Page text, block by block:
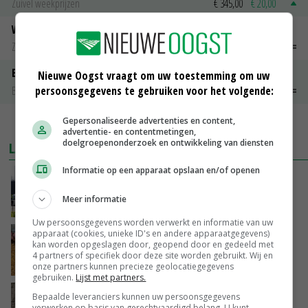
Zuivel weekprijzen € 345,00 € 20,00
Weipoeder
Zuivel weekprijzen
€ 134,00
Boeren Gouda 12 kg
Boerenkaas
€ 6,05 € 0,00
MEER MARKTPRIJZEN
LAATSTE NIEUWS
Gemiddelde Europese melkprijs daalt licht in
Frans onderzoekcentrum bestrijkt hele
varkensvleesketen
VANDAAG, 15:29
Emmeloord noteert eerste zaaiuien op
Nieuwe Oogst vraagt om uw toestemming om uw
persoonsgegevens te gebruiken voor het volgende:
Gepersonaliseerde advertenties en content,
advertentie- en contentmetingen,
doelgroepenonderzoek en ontwikkeling van diensten
Informatie op een apparaat opslaan en/of openen
Meer informatie
Uw persoonsgegevens worden verwerkt en informatie van uw
apparaat (cookies, unieke ID's en andere apparaatgegevens)
kan worden opgeslagen door, geopend door en gedeeld met
4 partners of specifiek door deze site worden gebruikt. Wij en
onze partners kunnen precieze geolocatiegegevens
gebruiken. Lijst met partners.
Bepaalde leveranciers kunnen uw persoonsgegevens